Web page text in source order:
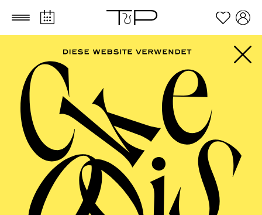
Zum Hauptinhalt springen Zum Footer springen
SCHAUSPIEL ESSEN